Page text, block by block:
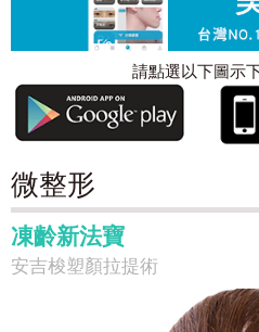
請點選以下圖示
微整形
凍齡新法寶
安吉梭塑顏拉提術